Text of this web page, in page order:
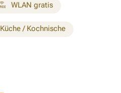
WLAN gratis
Küche / Kochnische